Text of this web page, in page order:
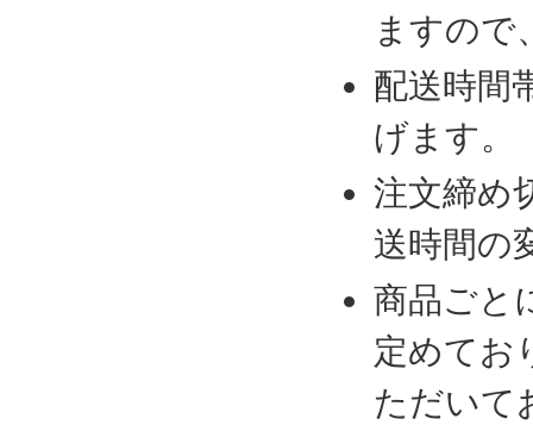
ますので
配送時間
げます。
注文締め
送時間の
商品ごと
定めてお
ただいて